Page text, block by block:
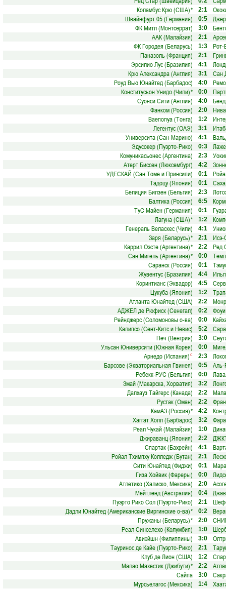
Коламбус Крю (США)* 2:1
Швайнфурт 05 (Германия)
0:5
ФК Митл (Монтсеррат)
3:0
ААК (Малайзия)
2:1
ФК Городея (Беларусь)
1:3
Рот-
Паназоль (Франция)
2:1
Эрсилио Лус (Бразилия)
4:1
Крю Александра (Англия)
3:1
Сан
Роуд Вью Юнайтед (Барбадос)
4:0
Конститусьон Унидо (Чили)* 0:0
Суонси Сити (Англия)
4:0
Фанком (Россия)
2:0
Ваепопуа (Тонга)
1:2
Легентус (ОАЭ)
3:1
Университа (Сан-Марино)
4:1
Эдусокер (Пуэрто-Рико)
0:3
Комуникасьонес (Аргентина)
2:3
Атерт Биссен (Люксембург)
4:2
УДЕСКАЙ (Сан Томе и Принсипи)
0:1
Тадоцу (Япония)
0:1
Белиция Билзен (Бельгия)
2:3
Балтика (Россия)
6:5
ТуС Майен (Германия)
0:1
Лагуна (США)* 1:2
Генераль Веласкес (Чили)
4:1
Заря (Беларусь)* 2:1
Каррил Оэсте (Аргентина)* 2:2
Ред
Сан Мигель (Аргентина)* 0:0
Саранск (Россия)
0:1
Жувентус (Бразилия)
4:4
Коринтианс (Эквадор)
4:5
Цукуба (Япония)
1:2
Атланта Юнайтед (США)
2:2
АДЖЕЛ де Рюфиск (Сенегал)
0:2
Рейнджерс (Соломоновы о-ва)
0:0
Калипсо (Сент-Китс и Невис)
5:2
Печ (Венгрия)
3:0
Ульсан Юниверсити (Южная Корея)
0:0
Арнедо (Испания) с 2:3
Барсове (Экваториальная Гвинея)
0:5
Аль-
Ребекк-РУС (Бельгия)
0:0
Змай (Макарска, Хорватия)
3:2
Далхауз Тайгерс (Канада)
2:2
Рустак (Оман)
2:2
КамАЗ (Россия)* 4:2
Хаггат Холл (Барбадос)
3:2
Реал Чукай (Малайзия)
1:0
Джираванц (Япония)
2:2
Спартак (Бахрейн)
4:1
Ройал Тхимпху Колледж (Бутан)
2:1
Сити Юнайтед (Фиджи)
0:1
Гиза Хойвик (Фареры)
0:0
Атлетико (Халиско, Мексика)
2:0
Мейтленд (Австралия)
0:4
Пуэрто Рико Сол (Пуэрто-Рико)
2:1
Дадли Юнайтед (Американские Виргинские о-ва)* 0:2
Пружаны (Беларусь)* 2:0
Реал Синселехо (Колумбия)
1:0
Авиэйшн (Филиппины)
3:0
Тауринос де Кайе (Пуэрто-Рико)
2:1
Клуб де Лион (США)
1:2
Малао Махестик (Джибути)* 2:2
Сайпа
3:0
Мурсьелагос (Мексика)
1:4